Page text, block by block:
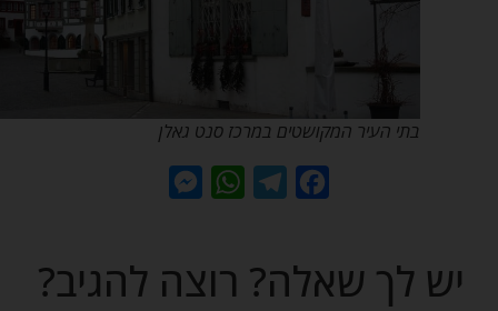
בתי העיר המקושטים במרכז סנט גאלן
Facebook
Telegram
WhatsApp
Messenger
יש לך שאלה? רוצה להגיב?